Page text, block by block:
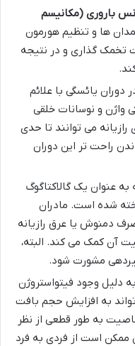
باروری (مکانیسم
ها و تنظیم هورمون
تخمک گذاری و در نتیجه
دوران یائسگی با علائم
واژن و نوسانات خلقی
می توانند تا حدی
راحت تر این دوران
به عنوان یک گالاکتاگوگ
شده است. مادران
دمنوش یا عرق رازیانه
آن کمک می کند. البته،
مشورت شود.
به دلیل وجود فیتواستروژن
تواند به افزایش حجم بافت
به طور قطعی از نظر
ممکن است از فردی به فرد